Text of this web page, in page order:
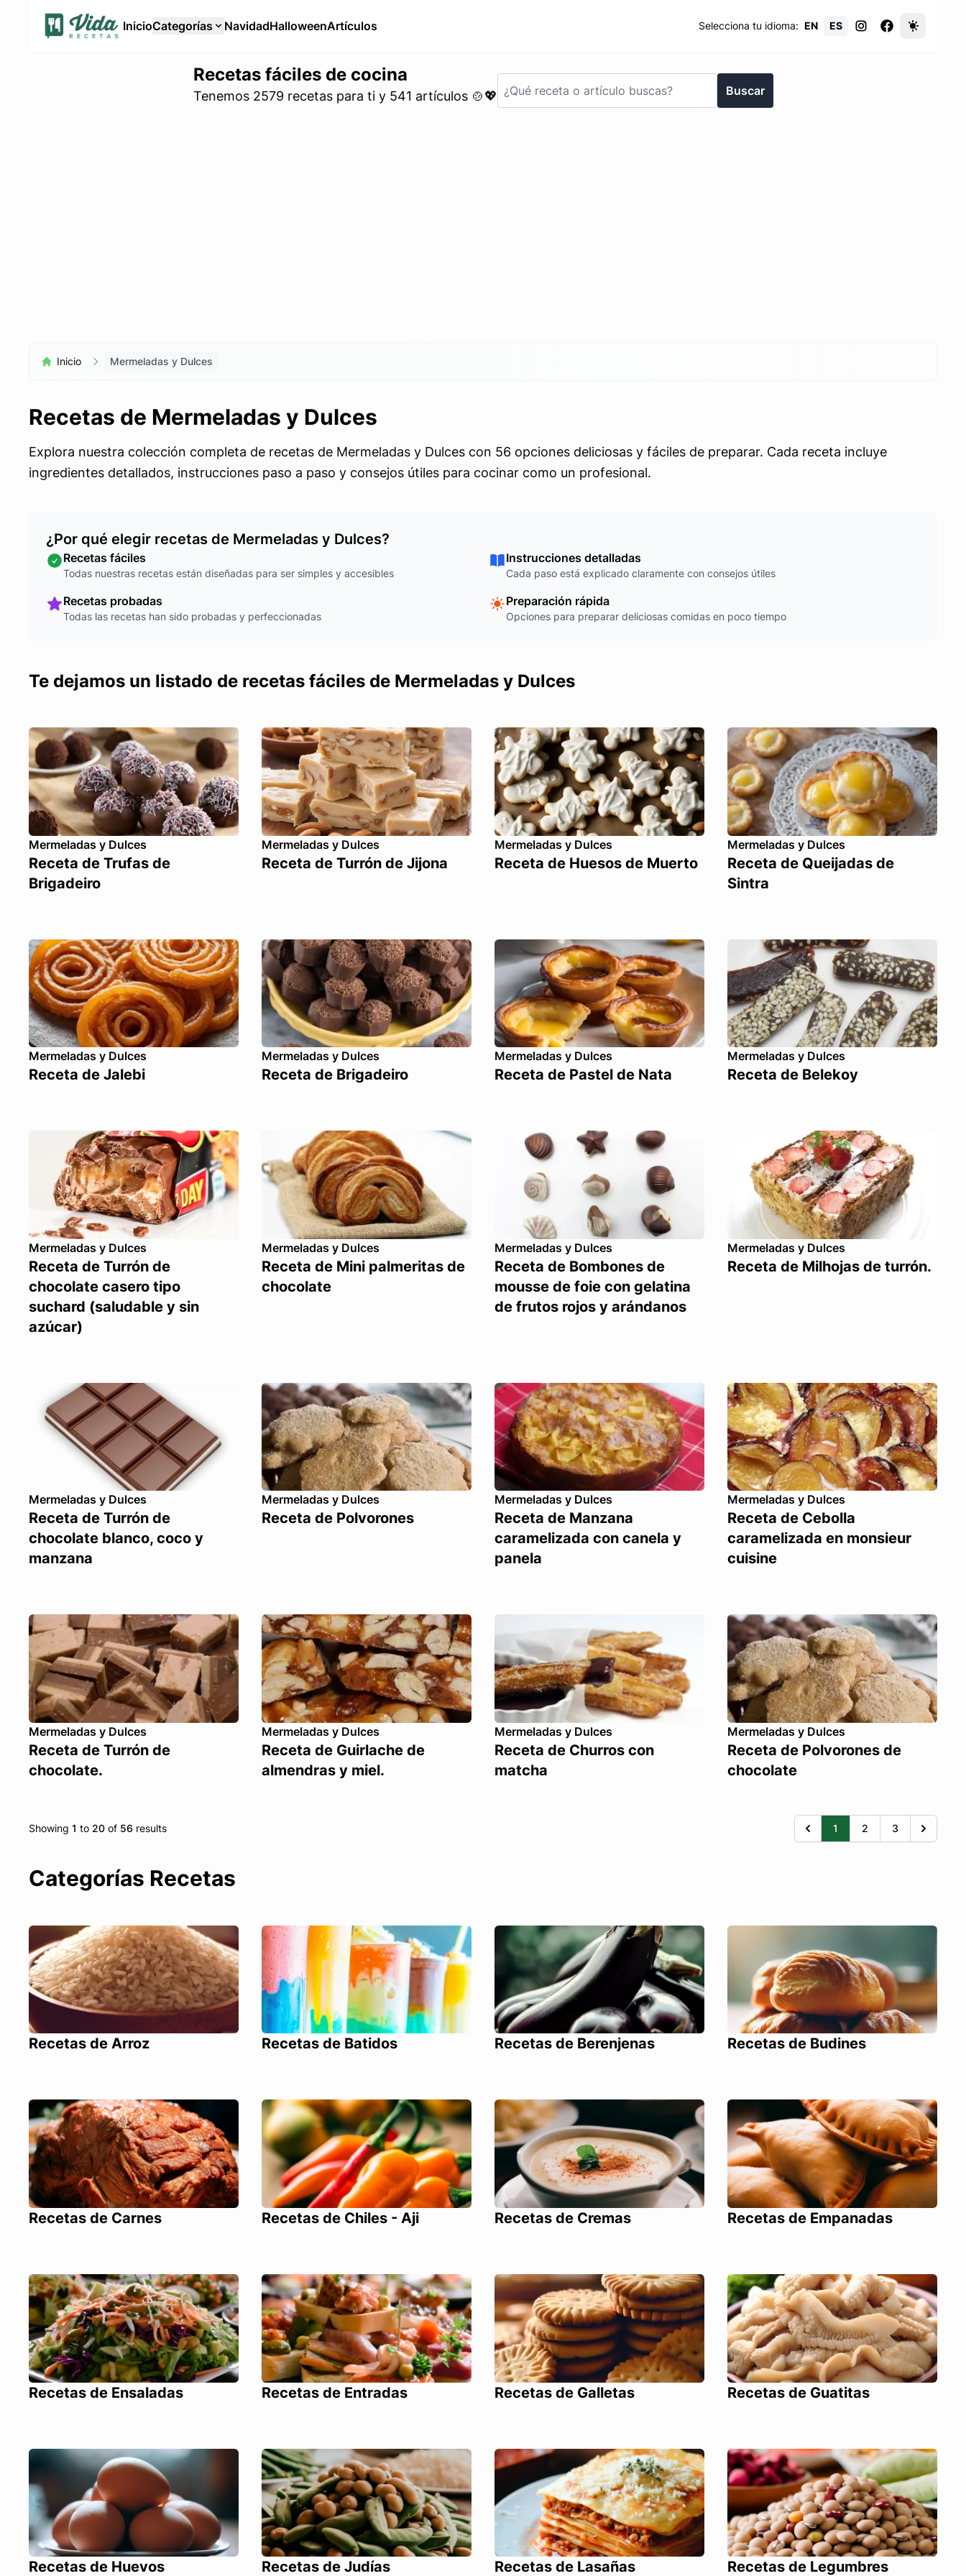
InicioCategorías NavidadHalloweenArtículos Selecciona tu idioma: EN ES
Recetas fáciles de cocina
Tenemos 2579 recetas para ti y 541 artículos 🍲💖 Buscar
Inicio Mermeladas y Dulces
Recetas de Mermeladas y Dulces
Explora nuestra colección completa de recetas de Mermeladas y Dulces con 56 opciones deliciosas y fáciles de preparar. Cada receta incluye
ingredientes detallados, instrucciones paso a paso y consejos útiles para cocinar como un profesional.
¿Por qué elegir recetas de Mermeladas y Dulces?
Recetas fáciles
Todas nuestras recetas están diseñadas para ser simples y accesibles
Instrucciones detalladas
Cada paso está explicado claramente con consejos útiles
Recetas probadas
Todas las recetas han sido probadas y perfeccionadas
Preparación rápida
Opciones para preparar deliciosas comidas en poco tiempo
Te dejamos un listado de recetas fáciles de Mermeladas y Dulces
Mermeladas y Dulces
Receta de Trufas de
Brigadeiro
Mermeladas y Dulces
Receta de Turrón de Jijona
Mermeladas y Dulces
Receta de Huesos de Muerto
Mermeladas y Dulces
Receta de Queijadas de
Sintra
Mermeladas y Dulces
Receta de Jalebi
Mermeladas y Dulces
Receta de Brigadeiro
Mermeladas y Dulces
Receta de Pastel de Nata
Mermeladas y Dulces
Receta de Belekoy
Mermeladas y Dulces
Receta de Turrón de
chocolate casero tipo
suchard (saludable y sin
azúcar)
Mermeladas y Dulces
Receta de Mini palmeritas de
chocolate
Mermeladas y Dulces
Receta de Bombones de
mousse de foie con gelatina
de frutos rojos y arándanos
Mermeladas y Dulces
Receta de Milhojas de turrón.
Mermeladas y Dulces
Receta de Turrón de
chocolate blanco, coco y
manzana
Mermeladas y Dulces
Receta de Polvorones
Mermeladas y Dulces
Receta de Manzana
caramelizada con canela y
panela
Mermeladas y Dulces
Receta de Cebolla
caramelizada en monsieur
cuisine
Mermeladas y Dulces
Receta de Turrón de
chocolate.
Mermeladas y Dulces
Receta de Guirlache de
almendras y miel.
Mermeladas y Dulces
Receta de Churros con
matcha
Mermeladas y Dulces
Receta de Polvorones de
chocolate
Showing 1 to 20 of 56 results 1 2 3
Categorías Recetas
Recetas de Arroz Recetas de Batidos Recetas de Berenjenas Recetas de Budines
Recetas de Carnes Recetas de Chiles - Aji Recetas de Cremas Recetas de Empanadas
Recetas de Ensaladas Recetas de Entradas Recetas de Galletas Recetas de Guatitas
Recetas de Huevos Recetas de Judías Recetas de Lasañas Recetas de Legumbres